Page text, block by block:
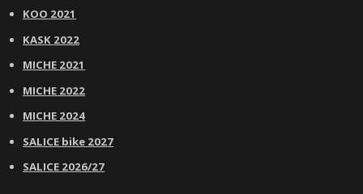
KOO 2021
KASK 2022
MICHE 2021
MICHE 2022
MICHE 2024
SALICE bike 2027
SALICE 2026/27